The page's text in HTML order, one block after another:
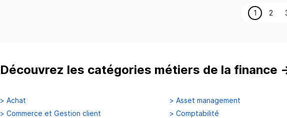
1 2
Découvrez les catégories métiers de la finance
> Achat > Asset management
> Commerce et Gestion client > Comptabilité